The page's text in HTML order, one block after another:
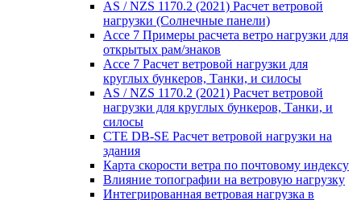
AS / NZS 1170.2 (2021) Расчет ветровой
нагрузки (Солнечные панели)
Ассе 7 Примеры расчета ветро нагрузки для
открытых рам/знаков
Ассе 7 Расчет ветровой нагрузки для
круглых бункеров, Танки, и силосы
AS / NZS 1170.2 (2021) Расчет ветровой
нагрузки для круглых бункеров, Танки, и
силосы
CTE DB-SE Расчет ветровой нагрузки на
здания
Карта скорости ветра по почтовому индексу
Влияние топографии на ветровую нагрузку
Интегрированная ветровая нагрузка в